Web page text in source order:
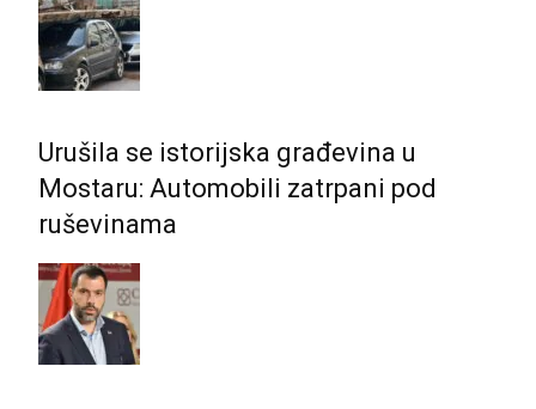
Urušila se istorijska građevina u
Mostaru: Automobili zatrpani pod
ruševinama